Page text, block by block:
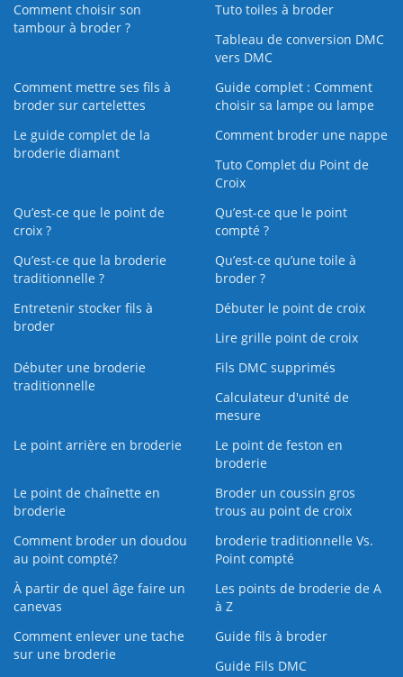
Comment choisir son
tambour à broder ?
Tuto toiles à broder
Tableau de conversion DMC
vers DMC
Comment mettre ses fils à
broder sur cartelettes
Guide complet : Comment
choisir sa lampe ou lampe
Le guide complet de la
broderie diamant
Comment broder une nappe
Tuto Complet du Point de
Croix
Qu’est-ce que le point de
croix ?
Qu’est-ce que le point
compté ?
Qu’est-ce que la broderie
traditionnelle ?
Qu’est‑ce qu’une toile à
broder ?
Entretenir stocker fils à
broder
Débuter le point de croix
Lire grille point de croix
Débuter une broderie
traditionnelle
Fils DMC supprimés
Calculateur d'unité de
mesure
Le point arrière en broderie
Le point de feston en
broderie
Le point de chaînette en
broderie
Broder un coussin gros
trous au point de croix
Comment broder un doudou
au point compté?
broderie traditionnelle Vs.
Point compté
À partir de quel âge faire un
canevas
Les points de broderie de A
à Z
Comment enlever une tache
sur une broderie
Guide fils à broder
Guide Fils DMC